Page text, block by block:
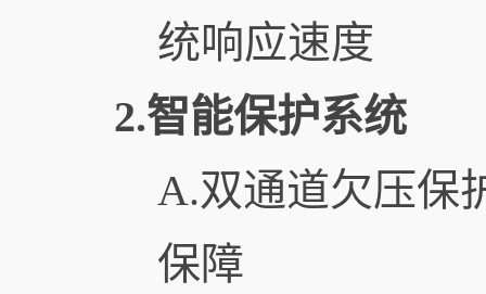
统响应速度
2.智能保护系统
A.双通道欠压保
保障